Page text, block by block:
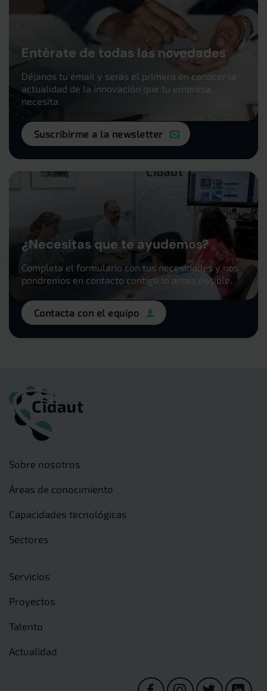
Entérate de todas las novedades
Déjanos tu email y serás el primero en conocer la
actualidad de la innovación que tu empresa
necesita.
Suscribirme a la newsletter
¿Necesitas que te ayudemos?
Completa el formulario con tus necesidades y nos
pondremos en contacto contigo lo antes posible.
Contacta con el equipo
Sobre nosotros
Áreas de conocimiento
Capacidades tecnológicas
Sectores
Servicios
Proyectos
Talento
Actualidad